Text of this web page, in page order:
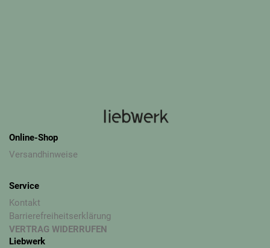
Online-Shop
Versandhinweise
Service
Kontakt
Barrierefreiheitserklärung
VERTRAG WIDERRUFEN
Liebwerk